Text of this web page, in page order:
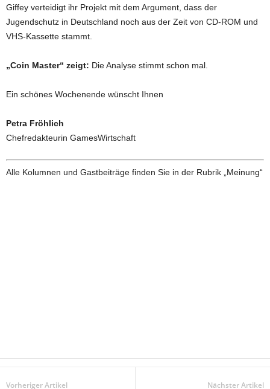
Giffey verteidigt ihr Projekt mit dem Argument, dass der
Jugendschutz in Deutschland noch aus der Zeit von CD-ROM und
VHS-Kassette stammt.
„Coin Master“ zeigt: Die Analyse stimmt schon mal.
Ein schönes Wochenende wünscht Ihnen
Petra Fröhlich
Chefredakteurin GamesWirtschaft
Alle Kolumnen und Gastbeiträge finden Sie in der Rubrik „Meinung“
Vorheriger Artikel Nächster Artikel